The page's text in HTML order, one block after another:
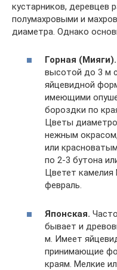
кустарников, деревцев
полумахровыми и
диаметра. Однако
Горная (Мияги).
высотой до 3 м
яйцевидной
имеющими
бороздки по
Цветы
нежным
или
по 2-3 бутона
Цветет камелия
февраль.
Японская.
бывает и
м. Имеет
принимающие
краям. Мелкие